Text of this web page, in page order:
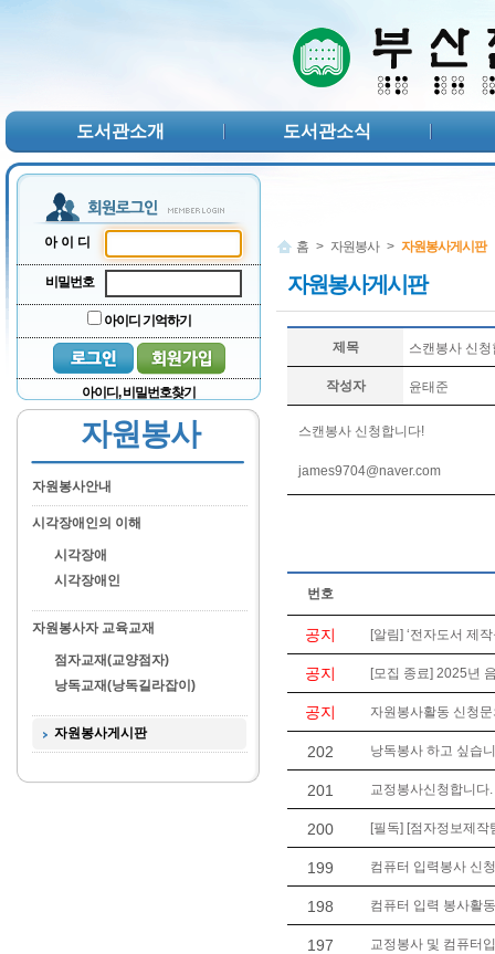
도서관소개 도서관소식
아이디
비밀번호
아이디 기억하기
아이디, 비밀번호찾기
자원봉사
자원봉사안내
시각장애인의 이해
시각장애
시각장애인
자원봉사자 교육교재
점자교재(교양점자)
낭독교재(낭독길라잡이)
자원봉사게시판
홈 > 자원봉사 > 자원봉사게시판
자원봉사게시판
제목 스캔봉사 신
작성자 윤태준
스캔봉사 신청합니다!
james9704@naver.com
번호
공지 [알림] ‘전자도서 제
공지 [모집 종료] 2025년
공지 자원봉사활동 신청
202 낭독봉사 하고 싶습
201 교정봉사신청합니다
200 [필독] [점자정보제
199 컴퓨터 입력봉사 신
198 컴퓨터 입력 봉사활
197 교정봉사 및 컴퓨터